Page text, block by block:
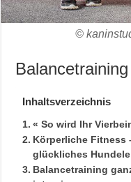
©
Inhaltsverzeichnis
« So wird Ihr
Körperliche Fitness
glückliches
Balancetraining